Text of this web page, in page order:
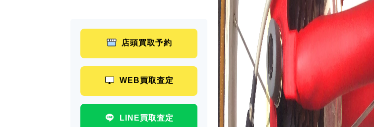
店頭買取予約
WEB買取査定
LINE買取査定